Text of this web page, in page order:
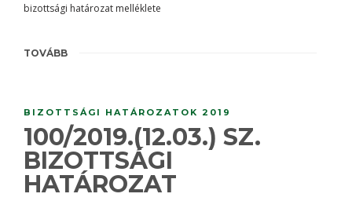
bizottsági határozat melléklete
TOVÁBB
BIZOTTSÁGI HATÁROZATOK 2019
100/2019.(12.03.) SZ.
BIZOTTSÁGI
HATÁROZAT